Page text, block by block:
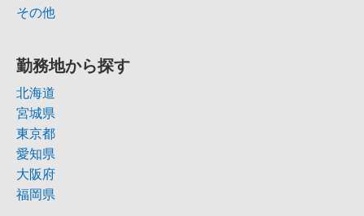
その他
勤務地から探す
北海道
宮城県
東京都
愛知県
大阪府
福岡県